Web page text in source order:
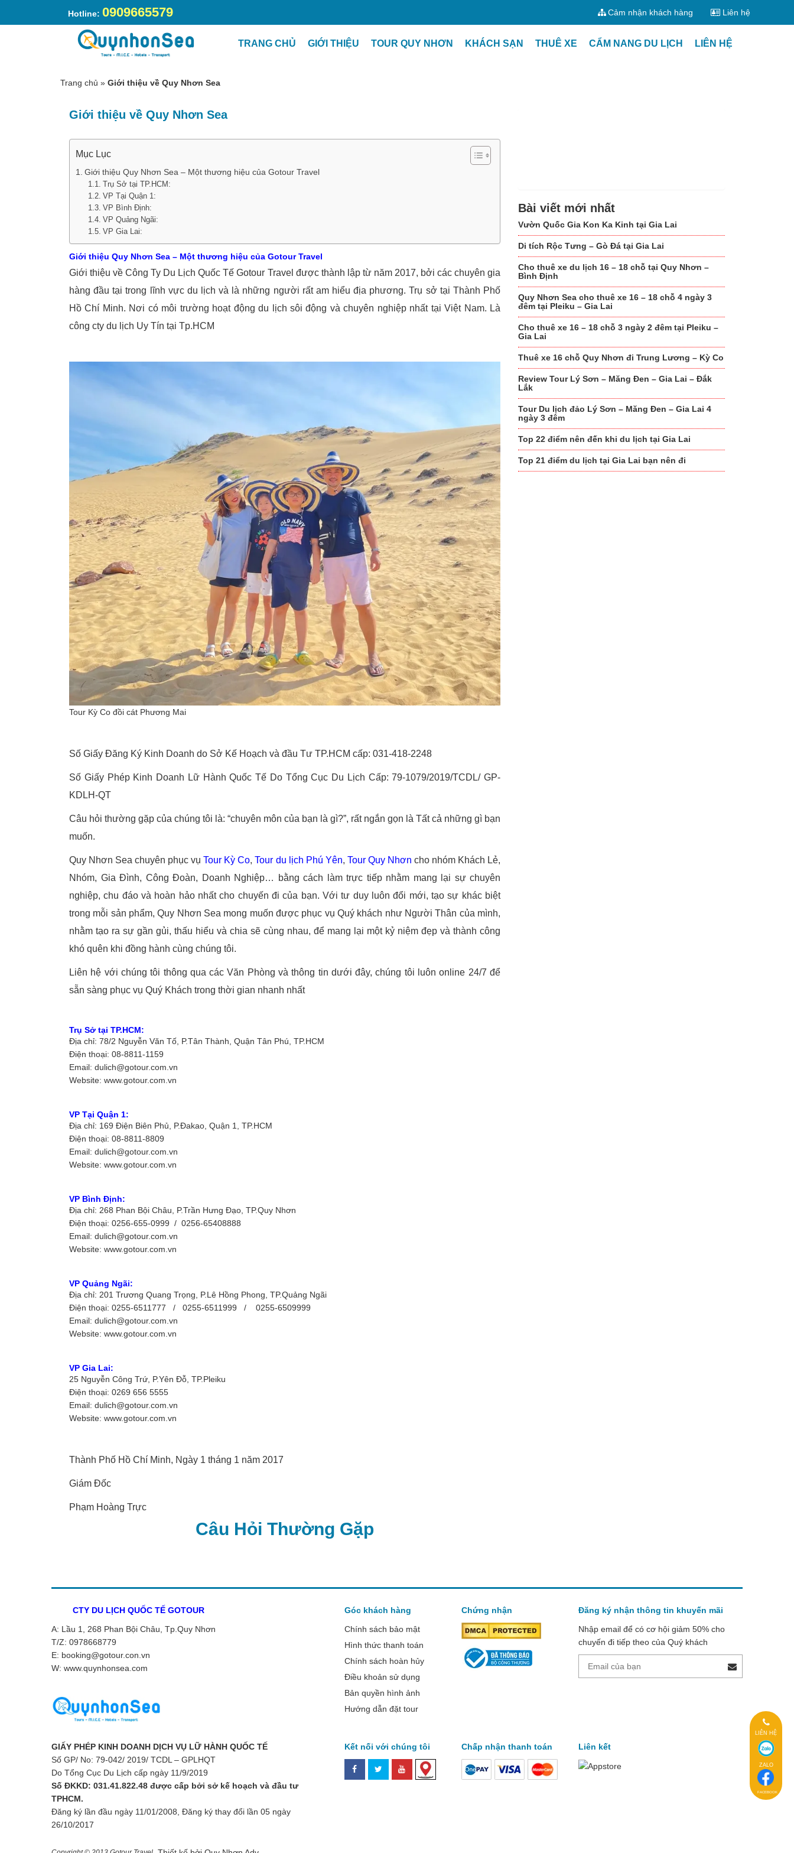
Hotline: 0909665579 Cảm nhận khách hàng Liên hệ
TRANG CHỦ GIỚI THIỆU TOUR QUY NHƠN KHÁCH SẠN THUÊ XE CẨM NANG DU LỊCH LIÊN HỆ
FACEBOOK
ZALO
LIÊN HỆ
Trang chủ » Giới thiệu về Quy Nhơn Sea
Giới thiệu về Quy Nhơn Sea
Mục Lục
Giới thiệu Quy Nhơn Sea – Một thương hiệu của Gotour Travel
Trụ Sở tại TP.HCM:
VP Tại Quận 1:
VP Bình Định:
VP Quảng Ngãi:
VP Gia Lai:
Giới thiệu Quy Nhơn Sea – Một thương hiệu của Gotour Travel
Giới thiệu về Công Ty Du Lịch Quốc Tế Gotour Travel được thành lập từ năm 2017, bởi các chuyên gia
hàng đầu tại trong lĩnh vực du lịch và là những người rất am hiểu địa phương. Trụ sở tại Thành Phố
Hồ Chí Minh. Nơi có môi trường hoạt động du lịch sôi động và chuyên nghiệp nhất tại Việt Nam. Là
công cty du lịch Uy Tín tại Tp.HCM
Tour Kỳ Co đồi cát Phương Mai
Số Giấy Đăng Ký Kinh Doanh do Sở Kế Hoạch và đầu Tư TP.HCM cấp: 031-418-2248
Số Giấy Phép Kinh Doanh Lữ Hành Quốc Tế Do Tổng Cục Du Lịch Cấp: 79-1079/2019/TCDL/ GP-
KDLH-QT
Câu hỏi thường gặp của chúng tôi là: “chuyên môn của bạn là gì?”, rất ngắn gọn là Tất cả những gì bạn
muốn.
Quy Nhơn Sea chuyên phục vụTour Kỳ Co,Tour du lịch Phú Yên, Tour Quy Nhơn cho nhóm Khách Lẻ,
Nhóm, Gia Đình, Công Đoàn, Doanh Nghiệp… bằng cách làm trực tiếp nhằm mang lại sự chuyên
nghiệp, chu đáo và hoàn hảo nhất cho chuyến đi của bạn. Với tư duy luôn đổi mới, tạo sự khác biệt
trong mỗi sản phẩm, Quy Nhơn Sea mong muốn được phục vụ Quý khách như Người Thân của mình,
nhằm tạo ra sự gần gủi, thấu hiểu và chia sẽ cùng nhau, để mang lại một kỷ niệm đẹp và thành công
khó quên khi đồng hành cùng chúng tôi.
Liên hệ với chúng tôi thông qua các Văn Phòng và thông tin dưới đây, chúng tôi luôn online 24/7 để
sẵn sàng phục vụ Quý Khách trong thời gian nhanh nhất
Trụ Sở tại TP.HCM:
Địa chỉ: 78/2 Nguyễn Văn Tố, P.Tân Thành, Quận Tân Phú, TP.HCM
Điện thoại: 08-8811-1159
Email: dulich@gotour.com.vn
Website: www.gotour.com.vn
VP Tại Quận 1:
Địa chỉ: 169 Điện Biên Phủ, P.Đakao, Quận 1, TP.HCM
Điện thoại: 08-8811-8809
Email: dulich@gotour.com.vn
Website: www.gotour.com.vn
VP Bình Định:
Địa chỉ: 268 Phan Bội Châu, P.Trần Hưng Đạo, TP.Quy Nhơn
Điện thoại: 0256-655-0999 / 0256-65408888
Email: dulich@gotour.com.vn
Website: www.gotour.com.vn
VP Quảng Ngãi:
Địa chỉ: 201 Trương Quang Trọng, P.Lê Hồng Phong, TP.Quảng Ngãi
Điện thoại: 0255-6511777 / 0255-6511999 / 0255-6509999
Email: dulich@gotour.com.vn
Website: www.gotour.com.vn
VP Gia Lai:
25 Nguyễn Công Trứ, P.Yên Đỗ, TP.Pleiku
Điện thoại: 0269 656 5555
Email: dulich@gotour.com.vn
Website: www.gotour.com.vn
Thành Phố Hồ Chí Minh, Ngày 1 tháng 1 năm 2017
Giám Đốc
Phạm Hoàng Trực
Câu Hỏi Thường Gặp
Bài viết mới nhất
Vườn Quốc Gia Kon Ka Kinh tại Gia Lai
Di tích Rộc Tưng – Gò Đá tại Gia Lai
Cho thuê xe du lịch 16 – 18 chỗ tại Quy Nhơn –
Bình Định
Quy Nhơn Sea cho thuê xe 16 – 18 chỗ 4 ngày 3
đêm tại Pleiku – Gia Lai
Cho thuê xe 16 – 18 chỗ 3 ngày 2 đêm tại Pleiku –
Gia Lai
Thuê xe 16 chỗ Quy Nhơn đi Trung Lương – Kỳ Co
Review Tour Lý Sơn – Măng Đen – Gia Lai – Đắk
Lắk
Tour Du lịch đảo Lý Sơn – Măng Đen – Gia Lai 4
ngày 3 đêm
Top 22 điểm nên đến khi du lịch tại Gia Lai
Top 21 điểm du lịch tại Gia Lai bạn nên đi
CTY DU LỊCH QUỐC TẾ GOTOUR
A: Lầu 1, 268 Phan Bội Châu, Tp.Quy Nhơn
T/Z: 0978668779
E: booking@gotour.con.vn
W: www.quynhonsea.com
Góc khách hàng
Chính sách bảo mật
Hình thức thanh toán
Chính sách hoàn hủy
Điều khoản sử dụng
Bản quyền hình ảnh
Hướng dẫn đặt tour
Chứng nhận
Đăng ký nhận thông tin khuyến mãi
Nhập email để có cơ hội giảm 50% cho
chuyến đi tiếp theo của Quý khách
GIẤY PHÉP KINH DOANH DỊCH VỤ LỮ HÀNH QUỐC TẾ
Số GP/ No: 79-042/ 2019/ TCDL – GPLHQT
Do Tổng Cục Du Lịch cấp ngày 11/9/2019
Số ĐKKD: 031.41.822.48 được cấp bởi sở kế hoạch và đầu tư
TPHCM.
Đăng ký lần đầu ngày 11/01/2008, Đăng ký thay đổi lần 05 ngày
26/10/2017
Kết nối với chúng tôi Chấp nhận thanh toán Liên kết